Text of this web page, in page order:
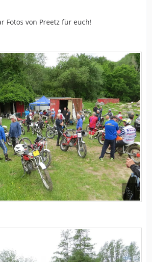
Fotos von Preetz für euch!